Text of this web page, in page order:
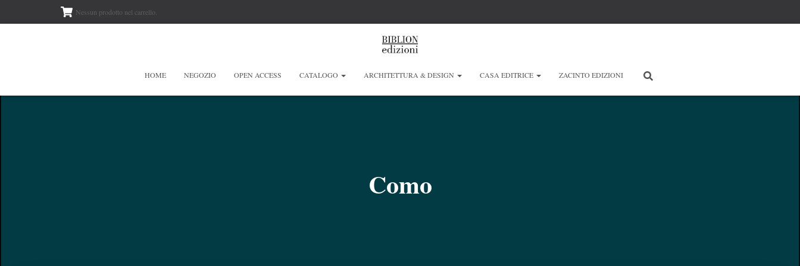
Nessun prodotto nel carrello.
HOME NEGOZIO OPEN ACCESS CATALOGO ARCHITETTURA & DESIGN CASA EDITRICE ZACINTO EDIZIONI
Como